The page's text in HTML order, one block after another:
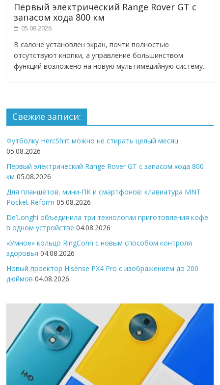
Первый электрический Range Rover GT с
запасом хода 800 км
05.08.2026
В салоне установлен экран, почти полностью
отсутствуют кнопки, а управление большинством
функций возложено на новую мультимедийную систему.
Свежие записи:
Футболку HercShirt можно не стирать целый месяц
05.08.2026
Первый электрический Range Rover GT с запасом хода 800
км 05.08.2026
Для планшетов, мини-ПК и смартфонов: клавиатура MNT
Pocket Reform 05.08.2026
De’Longhi объединила три технологии приготовления кофе
в одном устройстве 04.08.2026
«Умное» кольцо RingConn с новым способом контроля
здоровья 04.08.2026
Новый проектор Hisense PX4 Pro с изображением до 200
дюймов 04.08.2026